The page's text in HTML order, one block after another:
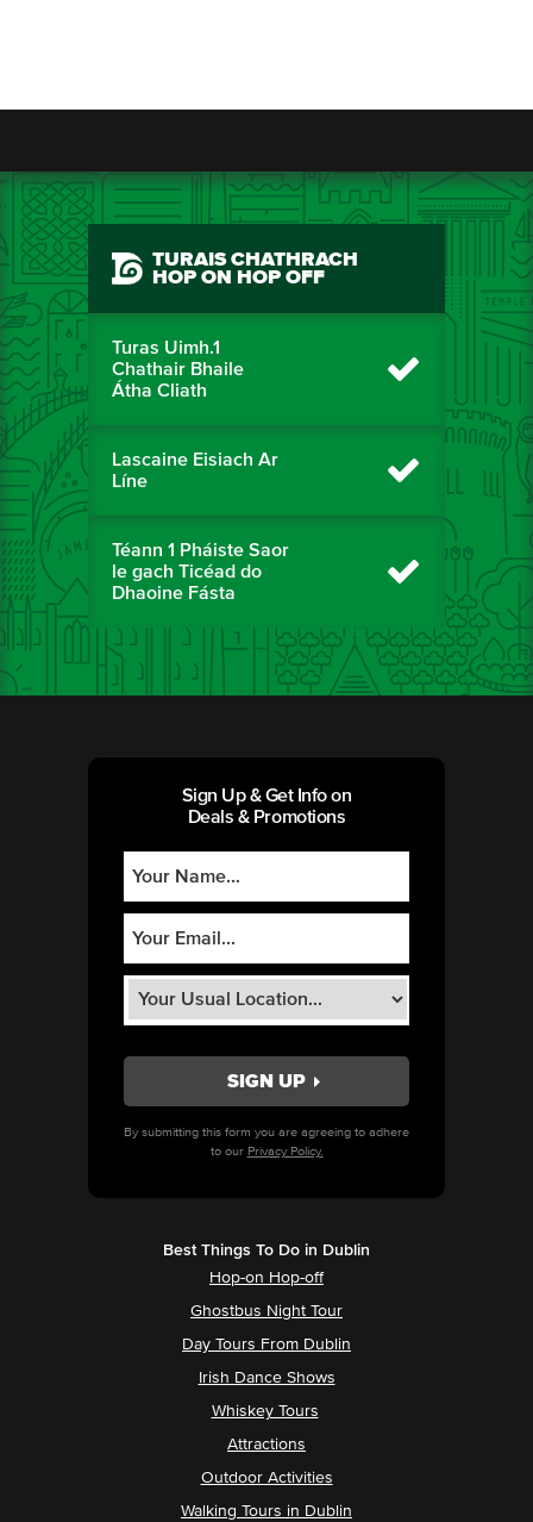
TURAIS CHATHRACH
HOP ON HOP OFF
Turas Uimh.1
Chathair Bhaile
Átha Cliath
Lascaine Eisiach Ar
Líne
Téann 1 Pháiste Saor
le gach Ticéad do
Dhaoine Fásta
Sign Up & Get Info on
Deals & Promotions
By submitting this form you are agreeing to adhere
to our Privacy Policy.
Best Things To Do in Dublin
Hop-on Hop-off
Ghostbus Night Tour
Day Tours From Dublin
Irish Dance Shows
Whiskey Tours
Attractions
Outdoor Activities
Walking Tours in Dublin